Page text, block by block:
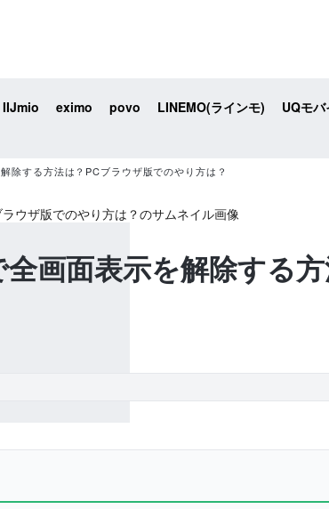
IIJmio eximo povo LINEMO(ラインモ)
UQモ
除する方法は？PCブラウザ版でのやり方は？
画面表示を解除する